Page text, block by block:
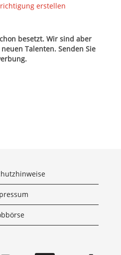
erstellen
besetzt. Wir sind aber
Talenten. Senden Sie